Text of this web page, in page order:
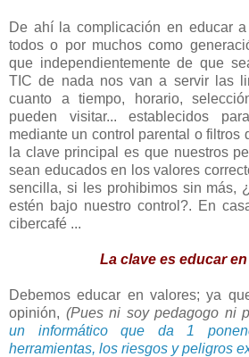
De ahí la complicación en educar
todos o por muchos como
que independientemente de que
TIC de nada nos van a servir las
cuanto a tiempo, horario,
pueden visitar... establecidos
mediante un control parental o filtros
la clave principal es que nuestros
sean educados en los valores
sencilla, si les prohibimos sin más,
estén bajo nuestro control?. En
cibercafé ...
La clave es educar
Debemos educar en valores; ya
opinión, (Pues ni soy pedagogo ni
un informático que da 1
herramientas, los riesgos y peligros